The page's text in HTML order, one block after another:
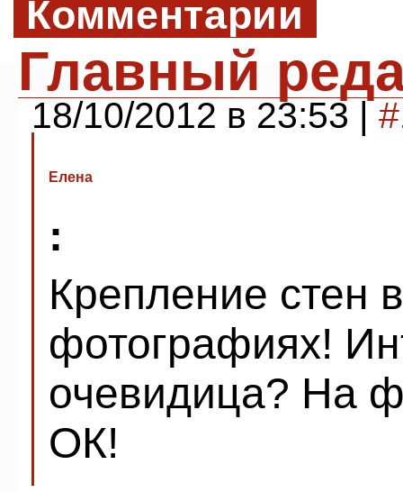
Комментарии
Главный
18/10/2012 в 23:53 |
Елена
:
Крепление стен
фотографиях!
очевидица? На
ОК!